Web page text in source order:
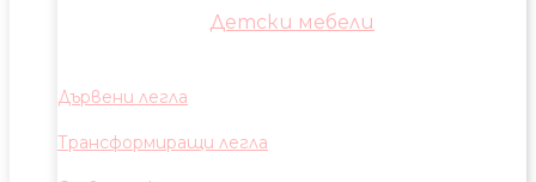
Детски мебели
Дървени легла
Трансформиращи легла